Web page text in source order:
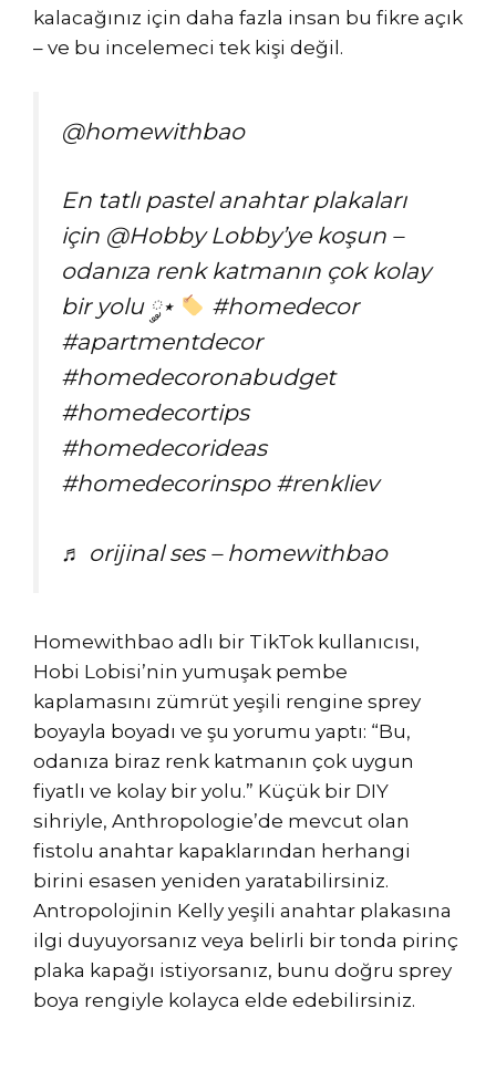
kalacağınız için daha fazla insan bu fikre açık
– ve bu incelemeci tek kişi değil.
@homewithbao
En tatlı pastel anahtar plakaları
için @Hobby Lobby’ye koşun –
odanıza renk katmanın çok kolay
bir yolu ༘⋆
#homedecor
#apartmentdecor
#homedecoronabudget
#homedecortips
#homedecorideas
#homedecorinspo #renkliev
♬ orijinal ses – homewithbao
Homewithbao adlı bir TikTok kullanıcısı,
Hobi Lobisi’nin yumuşak pembe
kaplamasını zümrüt yeşili rengine sprey
boyayla boyadı ve şu yorumu yaptı: “Bu,
odanıza biraz renk katmanın çok uygun
fiyatlı ve kolay bir yolu.” Küçük bir DIY
sihriyle, Anthropologie’de mevcut olan
fistolu anahtar kapaklarından herhangi
birini esasen yeniden yaratabilirsiniz.
Antropolojinin Kelly yeşili anahtar plakasına
ilgi duyuyorsanız veya belirli bir tonda pirinç
plaka kapağı istiyorsanız, bunu doğru sprey
boya rengiyle kolayca elde edebilirsiniz.